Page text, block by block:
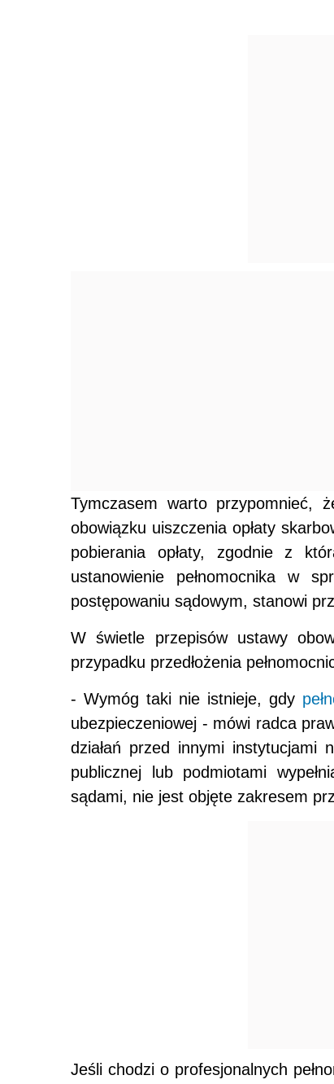
Tymczasem warto przypomnieć,
obowiązku uiszczenia opłaty
pobierania opłaty, zgodnie z
ustanowienie pełnomocnika w
postępowaniu sądowym, stanowi
W świetle przepisów ustawy
przypadku przedłożenia
- Wymóg taki nie istnieje, gdy
ubezpieczeniowej - mówi radca
działań przed innymi instytucjami
publicznej lub podmiotami
sądami, nie jest objęte zakresem
Jeśli chodzi o profesjonalnych